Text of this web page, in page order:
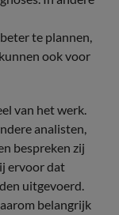
te plannen,
ook voor
van het werk.
analisten,
bespreken zij
ervoor dat
uitgevoerd.
belangrijk